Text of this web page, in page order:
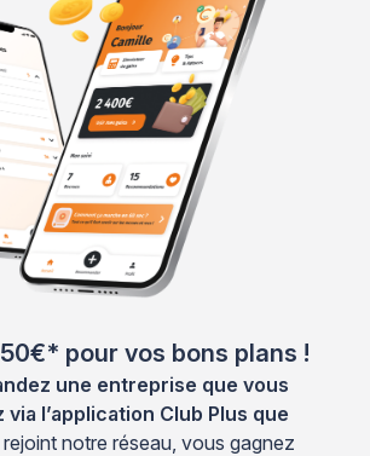
pour vos bons plans !
une entreprise que vous
l’application Club Plus que
rejoint notre réseau, vous gagnez